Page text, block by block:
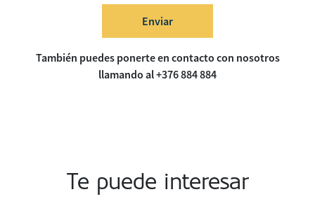
Enviar
También puedes ponerte en contacto con nosotros
llamando al +376 884 884
Te puede interesar